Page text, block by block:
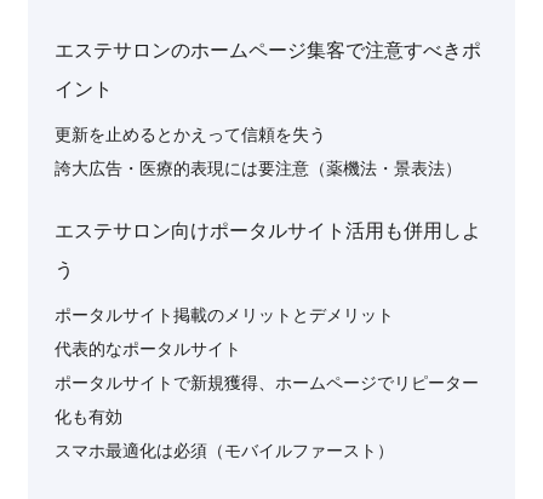
エステサロンのホームページ集客で注意すべきポ
イント
更新を止めるとかえって信頼を失う
誇大広告・医療的表現には要注意（薬機法・景表法）
エステサロン向けポータルサイト活用も併用しよ
う
ポータルサイト掲載のメリットとデメリット
代表的なポータルサイト
ポータルサイトで新規獲得、ホームページでリピーター
化も有効
スマホ最適化は必須（モバイルファースト）